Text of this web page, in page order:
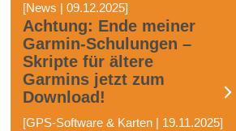
[News | 09.12.2025]
Achtung: Ende meiner
Garmin-Schulungen –
Skripte für ältere
Garmins jetzt zum
Download!
[GPS-Software & Karten | 19.11.2025]